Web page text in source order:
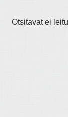
Otsitavat ei